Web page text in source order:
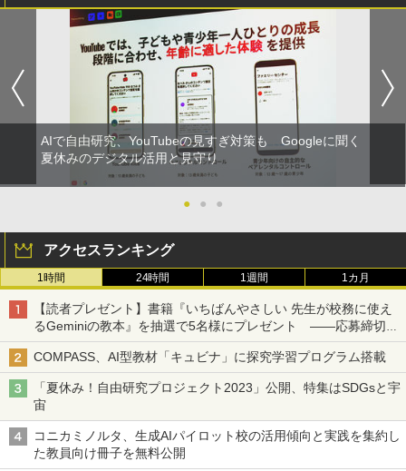
AIで自由研究、YouTubeの見すぎ対策も Googleに聞く
夏休みのデジタル活用と見守り
● ● ●
アクセスランキング
1時間 24時間 1週間 1カ月
【読者プレゼント】書籍『いちばんやさしい 先生が校務に使え
るGeminiの教本』を抽選で5名様にプレゼント ――応募締切は
2026年8月12日（水）まで
COMPASS、AI型教材「キュビナ」に探究学習プログラム搭載
「夏休み！自由研究プロジェクト2023」公開、特集はSDGsと宇
宙
コニカミノルタ、生成AIパイロット校の活用傾向と実践を集約し
た教員向け冊子を無料公開